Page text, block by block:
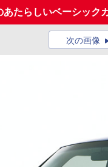
あたらしいベーシック
次の画像